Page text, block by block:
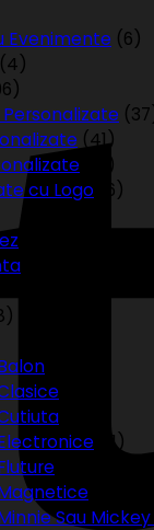
Evenimente (6)
(4)
(41)
(12)
cu Logo
(6)
(11)
Sau